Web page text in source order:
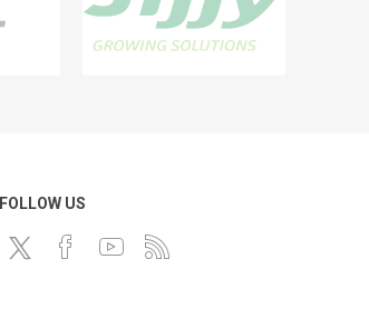
FOLLOW US